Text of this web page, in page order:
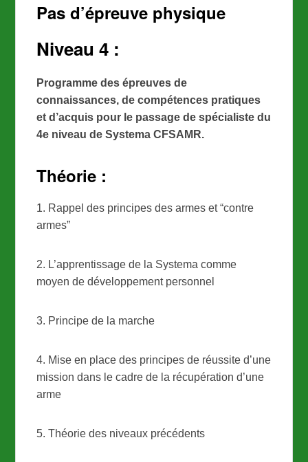
Pas d’épreuve physique
Niveau 4 :
Programme des épreuves de
connaissances, de compétences pratiques
et d’acquis pour le passage de spécialiste du
4e niveau de Systema CFSAMR.
Théorie :
1. Rappel des principes des armes et “contre
armes”
2. L’apprentissage de la Systema comme
moyen de développement personnel
3. Principe de la marche
4. Mise en place des principes de réussite d’une
mission dans le cadre de la récupération d’une
arme
5. Théorie des niveaux précédents